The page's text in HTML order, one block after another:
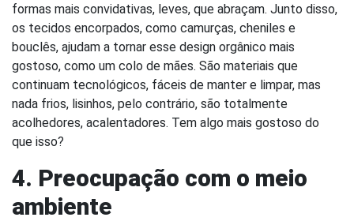
formas mais convidativas, leves, que abraçam. Junto disso,
os tecidos encorpados, como camurças, cheniles e
bouclês, ajudam a tornar esse design orgânico mais
gostoso, como um colo de mães. São materiais que
continuam tecnológicos, fáceis de manter e limpar, mas
nada frios, lisinhos, pelo contrário, são totalmente
acolhedores, acalentadores. Tem algo mais gostoso do
que isso?
4. Preocupação com o meio
ambiente